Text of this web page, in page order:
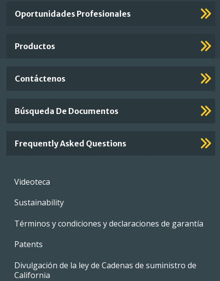
Important
Footer
Oportunidades Profesionales
Productos
Contáctenos
Búsqueda De Documentos
Frequently Asked Questions
Footer
Videoteca
Sustainability
Términos y condiciones y declaraciones de garantía
Patents
Divulgación de la ley de Cadenas de suministro de
California